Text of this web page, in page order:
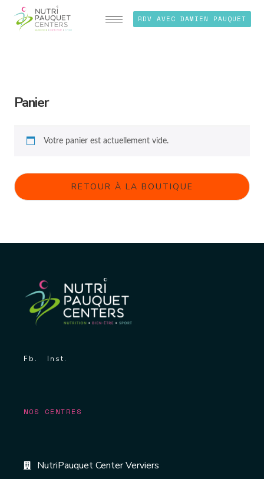
RDV AVEC DAMIEN PAUQUET
Panier
Votre panier est actuellement vide.
RETOUR À LA BOUTIQUE
Fb. Inst.
NOS CENTRES
NutriPauquet Center Verviers